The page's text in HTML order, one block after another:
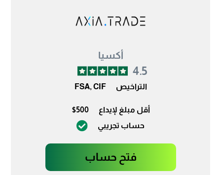
أكسيا
4.5
التراخيص FSA, CIF
أقل مبلغ لإيداع
$500
حساب تجريبي
فتح حساب